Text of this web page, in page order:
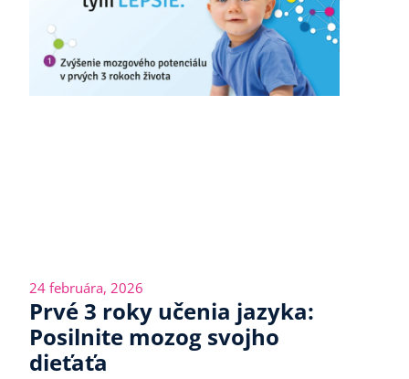
24 februára, 2026
Prvé 3 roky učenia jazyka:
Posilnite mozog svojho
dieťaťa